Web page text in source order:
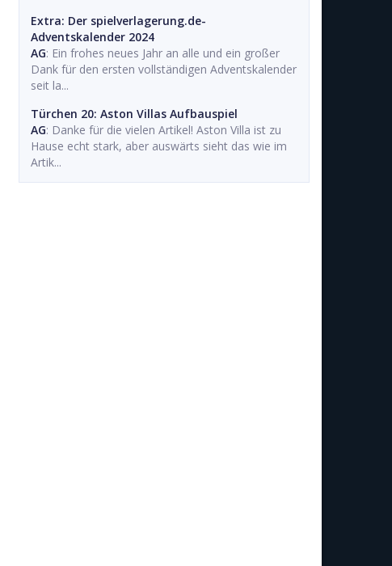
Extra: Der spielverlagerung.de-
Adventskalender 2024
AG: Ein frohes neues Jahr an alle und ein großer
Dank für den ersten vollständigen Adventskalender
seit la...
Türchen 20: Aston Villas Aufbauspiel
AG: Danke für die vielen Artikel! Aston Villa ist zu
Hause echt stark, aber auswärts sieht das wie im
Artik...